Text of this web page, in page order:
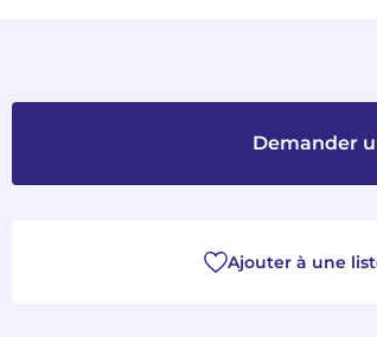
Demander
Ajouter à une